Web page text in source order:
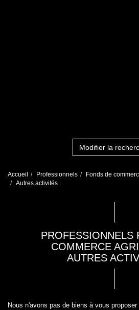
Modifier la
Accueil Professionnels Fonds de
Autres activités
PROFESSIONNELS
COMMERCE
AUTRES
Nous n'avons pas de biens à vous